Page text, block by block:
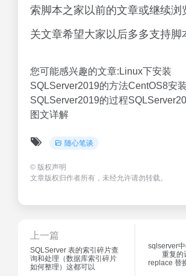
索脚本之家以前的文章或继续浏
关文章希望大家以后多多支持脚
您可能感兴趣的文章:Linux下安装
SQLServer2019的方法CentOS8安装
SQLServer2019的过程
图文详解
随心笔谈
© 版权声明
文章版权归作者所有，未经允许请勿转载。
上一篇
SQLServer 表的索引碎片查
询和处理（数据库索引碎片
如何整理）这都可以
sqlserver
重复的
replace 替